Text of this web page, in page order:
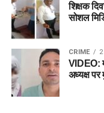
शिक्षक
सोशल
CRIME
VIDEO:
अध्यक्ष पर